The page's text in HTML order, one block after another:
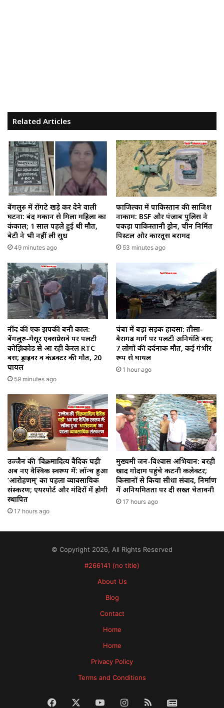
Related Articles
बेंगलुरु में रोंगटे खड़े कर देने वाली
घटना: बंद मकान से मिला महिला का
कंकाल; 1 साल पहले हुई थी मौत,
बेटी ने भी नहीं ली सुध
49 minutes ago
फाजिल्का में पाकिस्तान की साजिश
नाकाम: BSF और पंजाब पुलिस ने
पकड़ा पाकिस्तानी ड्रोन, चीन निर्मित
पिस्टल और कारतूस बरामद
53 minutes ago
नींद की एक झपकी बनी काल:
बेंगलुरु-मैसूर एक्सप्रेसवे पर पलटी
कोझिकोड से आ रही केरल RTC
बस; ड्राइवर व कंडक्टर की मौत, 20
घायल
59 minutes ago
चंबा में बड़ा सड़क हादसा: तीसा-
बैरागढ़ मार्ग पर पलटी अनियंत्रित बस;
7 लोगों की दर्दनाक मौत, कई गंभीर
रूप से घायल
1 hour ago
उज्जैन की ‘विक्रमादित्य वैदिक घड़ी’
अब नए वैश्विक स्वरूप में: लॉन्च हुआ
‘आरोहणम्’ का पहला व्यावसायिक
संस्करण; एयरपोर्ट और मंदिरों में होगी
स्थापित
17 hours ago
मुख्यमंत्री जन-विश्वास अभियान: बरही
खाद गोदाम पहुंचे कटनी कलेक्टर;
किसानों से किया सीधा संवाद, निर्माण
में अनियमितता पर दी सख्त चेतावनी
17 hours ago
© Copyright 2026, All Rights Reserved
#266141 (no title)
About Us
Blog
Contact
Home
Home
Privacy Policy
Terms and Conditions
Facebook YouTubeInstagram
RSS News